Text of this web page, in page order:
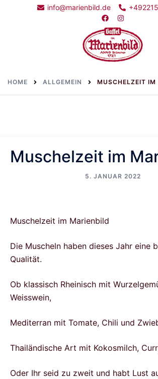
info@marienbild.de
HOME ALLGEMEIN MUSCHELZEIT IM
Muschelzeit im
5. JANUAR 2022
Muschelzeit im Marienbild
Die Muscheln haben dieses Jahr eine
Qualität.
Ob klassisch Rheinisch mit
Weisswein,
Mediterran mit Tomate, Chili und
Thailändische Art mit Kokosmilch,
Oder Ihr seid zu zweit und habt Lust